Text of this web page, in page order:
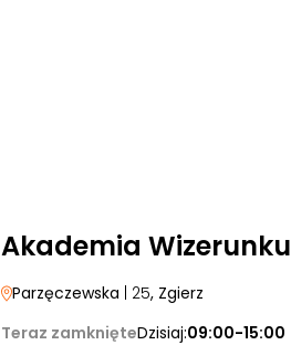
Akademia Wizerunku
Parzęczewska | 25, Zgierz
Teraz zamknięteDzisiaj:09:00-15:00